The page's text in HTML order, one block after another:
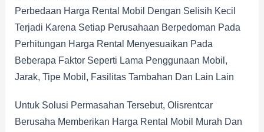
Perbedaan Harga Rental Mobil Dengan Selisih Kecil
Terjadi Karena Setiap Perusahaan Berpedoman Pada
Perhitungan Harga Rental Menyesuaikan Pada
Beberapa Faktor Seperti Lama Penggunaan Mobil,
Jarak, Tipe Mobil, Fasilitas Tambahan Dan Lain Lain
Untuk Solusi Permasahan Tersebut, Olisrentcar
Berusaha Memberikan Harga Rental Mobil Murah Dan